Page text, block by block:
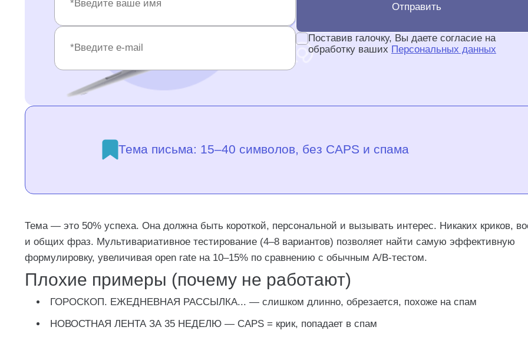
Отправить
Поставив галочку, Вы даете согласие на
обработку ваших Персональных данных
Тема письма: 15–40 символов, без CAPS и спама
Тема — это 50% успеха. Она должна быть короткой, персональной и вызывать интерес. Никаких криков,
и общих фраз. Мультивариативное тестирование (4–8 вариантов) позволяет найти самую эффективную
формулировку, увеличивая open rate на 10–15% по сравнению с обычным A/B-тестом.
Плохие примеры (почему не работают)
ГОРОСКОП. ЕЖЕДНЕВНАЯ РАССЫЛКА... — слишком длинно, обрезается, похоже на спам
НОВОСТНАЯ ЛЕНТА ЗА 35 НЕДЕЛЮ — CAPS = крик, попадает в спам